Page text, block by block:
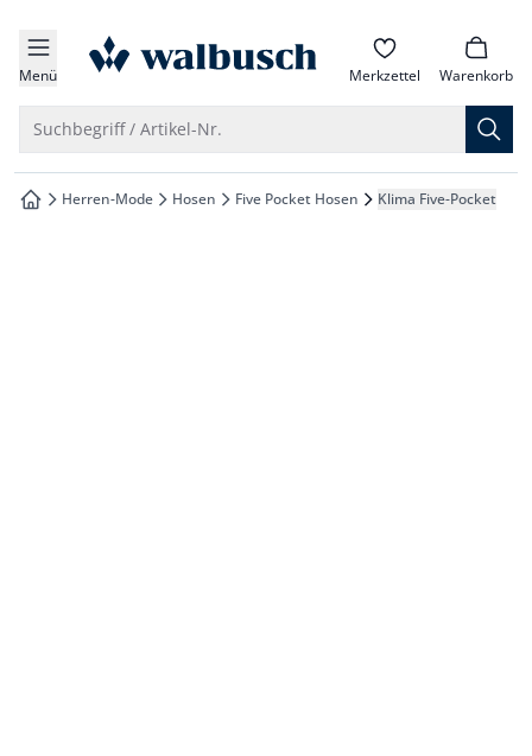
springen
springen
springen
springen
Menü zur Startseite Merkzettel Warenkorb
Suchbegriff / Artikel-Nr.
zur Startseite
Herren-Mode Hosen Five Pocket Hosen Klima Five-Pocket